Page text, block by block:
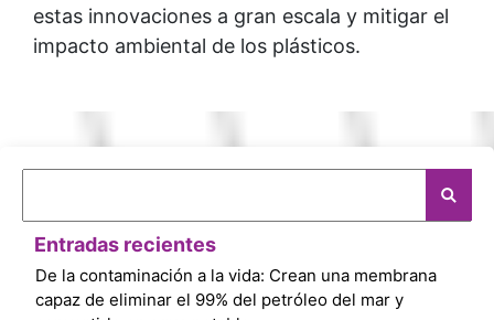
estas innovaciones a gran escala y mitigar el
impacto ambiental de los plásticos.
Entradas recientes
De la contaminación a la vida: Crean una membrana
capaz de eliminar el 99% del petróleo del mar y